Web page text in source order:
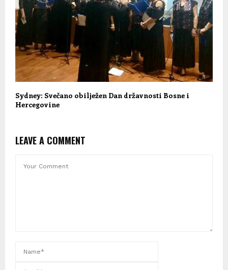
Sydney: Svečano obilježen Dan državnosti Bosne i
Hercegovine
LEAVE A COMMENT